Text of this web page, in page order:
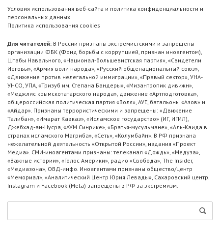
Условия использования веб-сайта и политика конфиденциальности и
персональных данных
Политика использования cookies
Для читателей: В России признаны экстремистскими и запрещены
организации ФБК (Фонд борьбы с коррупцией, признан иноагентом),
Штабы Навального, «Национал-большевистская партия», «Свидетели
Иеговы», «Армия воли народа», «Русский общенациональный союз»,
«Движение против нелегальной иммиграции», «Правый сектор», УНА-
УНСО, УПА, «Тризуб им. Степана Бандеры», «Мизантропик дивижн»,
«Меджлис крымскотатарского народа», движение «Артподготовка»,
общероссийская политическая партия «Воля», АУЕ, батальоны «Азов» и
«Айдар». Признаны террористическими и запрещены: «Движение
Талибан», «Имарат Кавказ», «Исламское государство» (ИГ, ИГИЛ),
Джебхад-ан-Нусра, «АУМ Синрике», «Братья-мусульмане», «Аль-Каида в
странах исламского Магриба», «Сеть», «Колумбайн». В РФ признана
нежелательной деятельность «Открытой России», издания «Проект
Медиа». СМИ-иноагентами признаны: телеканал «Дождь», «Медуза»,
«Важные истории», «Голос Америки», радио «Свобода», The Insider,
«Медиазона», ОВД-инфо. Иноагентами признаны общество/центр
«Мемориал», «Аналитический Центр Юрия Левады», Сахаровский центр.
Instagram и Facebook (Metа) запрещены в РФ за экстремизм.